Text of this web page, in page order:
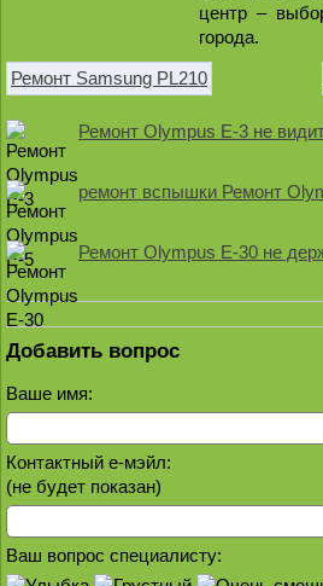
центр –
города.
Ремонт Samsung PL210
Ремонт Olympus E-3 не
ремонт вспышки Ремонт
Ремонт Olympus E-30 не
Добавить вопрос
Ваше имя:
Контактный е-мэйл:
(не будет показан)
Ваш вопрос специалисту: